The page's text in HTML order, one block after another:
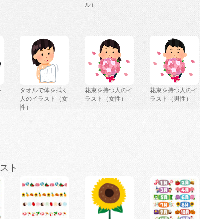
ル）
タオルで体を拭く
人のイラスト（女
性）
花束を持つ人のイ
ラスト（女性）
花束を持つ人のイ
ラスト（男性）
ト